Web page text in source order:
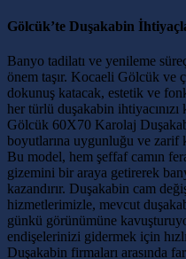
Gölcük’te Duşakabin
Banyo tadilatı ve yenileme
önem taşır. Kocaeli Gölcük ve
dokunuş katacak, estetik ve
her türlü duşakabin
Gölcük 60X70 Karolaj
boyutlarına uygunluğu ve zarif
Bu model, hem şeffaf camın
gizemini bir araya getirerek
kazandırır. Duşakabin cam
hizmetlerimizle, mevcut
günkü görünümüne
endişelerinizi gidermek için
Duşakabin firmaları arasında